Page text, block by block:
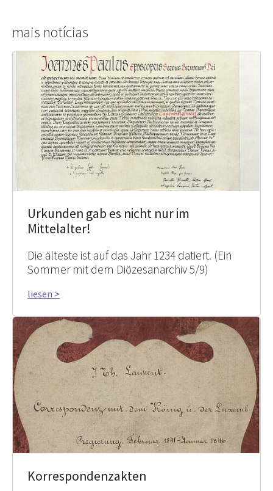
mais notícias
Urkunden gab es nicht nur im
Mittelalter!
Die älteste ist auf das Jahr 1234 datiert. (Ein
Sommer mit dem Diözesanarchiv 5/9)
liesen >
Korrespondenzakten